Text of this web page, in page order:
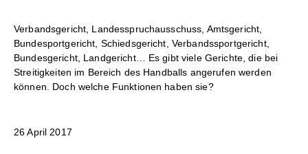
Verbandsgericht, Landesspruchausschuss, Amtsgericht,
Bundesportgericht, Schiedsgericht, Verbandssportgericht,
Bundesgericht, Landgericht… Es gibt viele Gerichte, die bei
Streitigkeiten im Bereich des Handballs angerufen werden
können. Doch welche Funktionen haben sie?
26 April 2017